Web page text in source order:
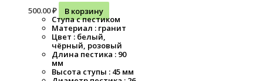
500.00₽
В корзину
Ступа с пестиком
Материал : гранит
Цвет : белый,
чёрный, розовый
Длина пестика : 90
мм
Высота ступы : 45 мм